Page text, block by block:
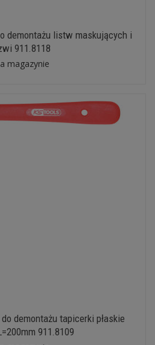
demontażu listw maskujących i
911.8118
magazynie
demontażu tapicerki płaskie
911.8109